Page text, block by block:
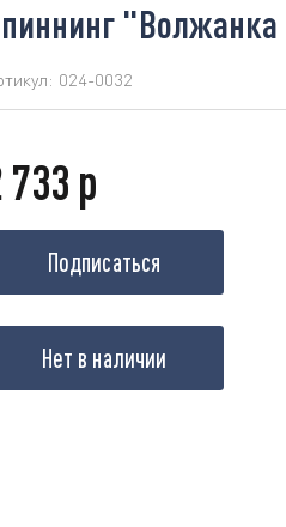
"Волжанка
024-0032
733 р
Подписаться
Нет в наличии